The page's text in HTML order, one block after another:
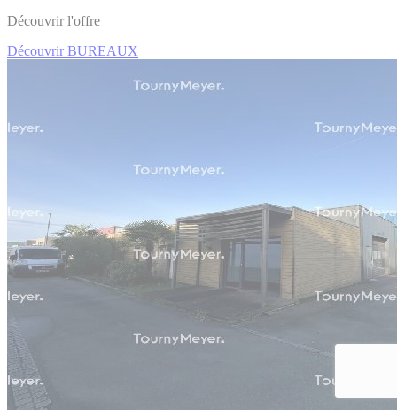
Découvrir l'offre
Découvrir BUREAUX